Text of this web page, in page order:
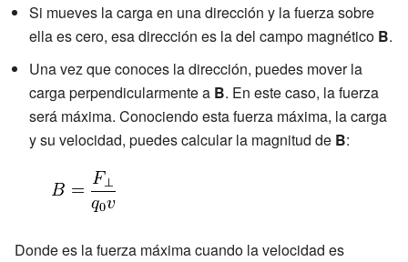
Si mueves la carga en una dirección y la fuerza sobre
ella es cero, esa dirección es la del campo magnético B.
Una vez que conoces la dirección, puedes mover la
carga perpendicularmente a B. En este caso, la fuerza
será máxima. Conociendo esta fuerza máxima, la carga
y su velocidad, puedes calcular la magnitud de B:
Dondees la fuerza máxima cuando la velocidad es